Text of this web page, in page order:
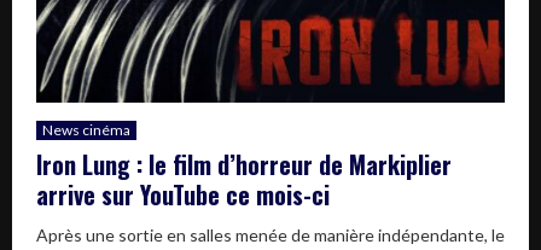
News cinéma
Iron Lung : le film d’horreur de Markiplier
arrive sur YouTube ce mois-ci
Après une sortie en salles menée de manière indépendante, le